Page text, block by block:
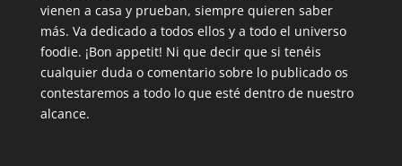
vienen a casa y prueban, siempre quieren saber
más. Va dedicado a todos ellos y a todo el universo
foodie. ¡Bon appetit! Ni que decir que si tenéis
cualquier duda o comentario sobre lo publicado os
contestaremos a todo lo que esté dentro de nuestro
alcance.